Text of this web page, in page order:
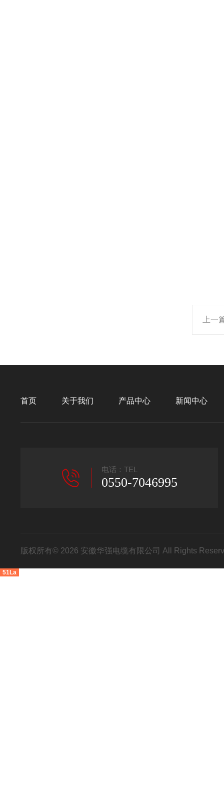
上一
首页 关于我们 产品中心 新闻中心
电话：TEL
0550-7046995
版权所有© 2026 安徽华强电缆有限公司 All Rights
51La